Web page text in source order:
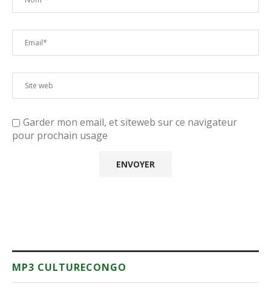
Garder mon email, et siteweb sur ce navigateur
pour prochain usage
MP3 CULTURECONGO